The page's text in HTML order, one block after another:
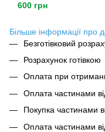
600 грн
Більше інформації про
Безготівковий
Розрахунок готівкою
Оплата при
Оплата частинами
Покупка частинами
Оплата частинами